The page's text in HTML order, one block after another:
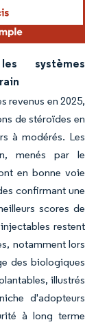
systèmes
revenus en 2025,
de stéroïdes en
à modérés. Les
menés par le
en bonne voie
confirmant une
scores de
restent
notamment lors
des biologiques
illustrés
d'adopteurs
à long terme